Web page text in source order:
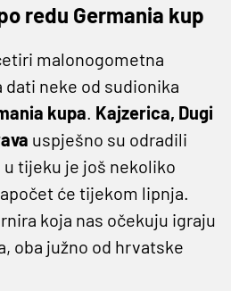
redu Germania kup
malonogometna
neke od sudionika
kupa. Kajzerica, Dugi
uspješno su odradili
tijeku je još nekoliko
će tijekom lipnja.
koja nas očekuju igraju
oba južno od hrvatske